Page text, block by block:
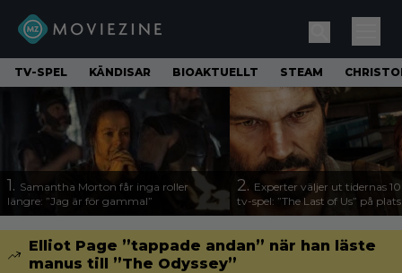
TV-SPEL KÄNDISAR BIOAKTUELLT STEAM
1. Samantha Morton får inga roller
längre: ”Jag är för gammal”
2. Experter väljer ut tidernas
tv-spel: ”The Last of Us” på
Elliot Page ”tappade andan” när han läste
manus till ”The Odyssey”